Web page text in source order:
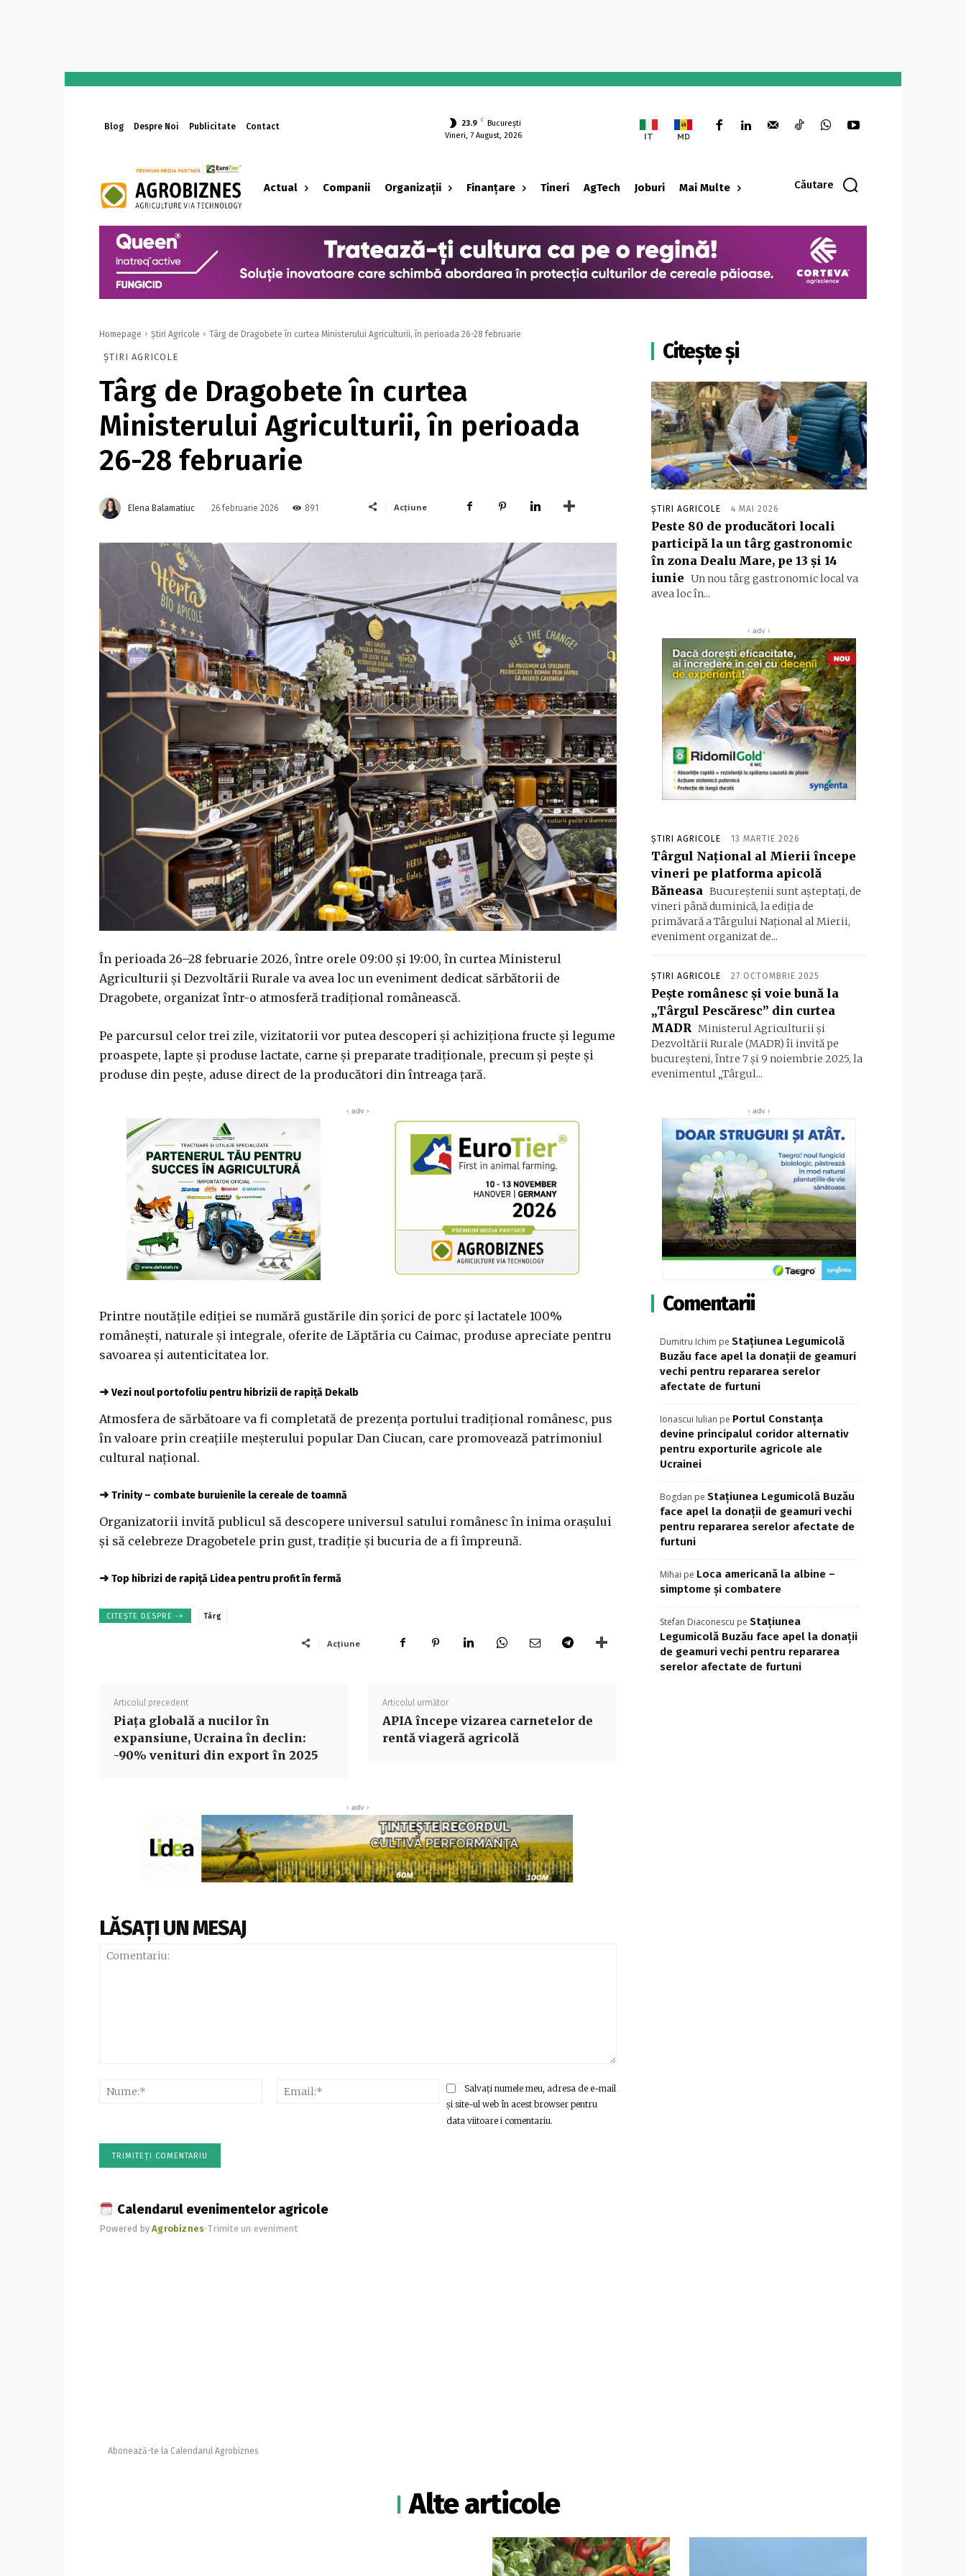
Blog Despre Noi Publicitate Contact 23.9 C
București
Vineri, 7 August, 2026
IT MD
Actual Companii Organizații Finanțare Tineri AgTech Joburi Mai Multe Căutare
-
Homepage Știri Agricole Târg de Dragobete în curtea Ministerului Agriculturii, în perioada 26-28 februarie
ȘTIRI AGRICOLE
Târg de Dragobete în curtea
Ministerului Agriculturii, în perioada
26-28 februarie
Elena Balamatiuc 26 februarie 2026 891 Acțiune
În perioada 26–28 februarie 2026, între orele 09:00 și 19:00, în curtea Ministerul
Agriculturii și Dezvoltării Rurale va avea loc un eveniment dedicat sărbătorii de
Dragobete, organizat într-o atmosferă tradițional românească.
Pe parcursul celor trei zile, vizitatorii vor putea descoperi și achiziționa fructe și legume
proaspete, lapte și produse lactate, carne și preparate tradiționale, precum și pește și
produse din pește, aduse direct de la producători din întreaga țară.
‹ adv ›
Printre noutățile ediției se numără gustările din șorici de porc și lactatele 100%
românești, naturale și integrale, oferite de Lăptăria cu Caimac, produse apreciate pentru
savoarea și autenticitatea lor.
➜ Vezi noul portofoliu pentru hibrizii de rapiță Dekalb
Atmosfera de sărbătoare va fi completată de prezența portului tradițional românesc, pus
în valoare prin creațiile meșterului popular Dan Ciucan, care promovează patrimoniul
cultural național.
➜ Trinity – combate buruienile la cereale de toamnă
Organizatorii invită publicul să descopere universul satului românesc în inima orașului
și să celebreze Dragobetele prin gust, tradiție și bucuria de a fi împreună.
➜ Top hibrizi de rapiță Lidea pentru profit în fermă
CITEȘTE DESPRE -> Târg
Acțiune
Articolul precedent
Piața globală a nucilor în
expansiune, Ucraina în declin:
-90% venituri din export în 2025
Articolul următor
APIA începe vizarea carnetelor de
rentă viageră agricolă
‹ adv ›
LĂSAȚI UN MESAJ
Nume:*
Email:*Salvați numele meu, adresa de e-mail
și site-ul web în acest browser pentru
data viitoare i comentariu.
Calendarul evenimentelor agricole
Powered byAgrobiznes•Trimite un eveniment
Abonează-te la Calendarul Agrobiznes
Citește și
ȘTIRI AGRICOLE 4 MAI 2026
Peste 80 de producători locali
participă la un târg gastronomic
în zona Dealu Mare, pe 13 şi 14
iunie Un nou târg gastronomic local va
avea loc în...
‹ adv ›
ȘTIRI AGRICOLE 13 MARTIE 2026
Târgul Naţional al Mierii începe
vineri pe platforma apicolă
Băneasa Bucureştenii sunt aşteptaţi, de
vineri până duminică, la ediţia de
primăvară a Târgului Naţional al Mierii,
eveniment organizat de...
ȘTIRI AGRICOLE 27 OCTOMBRIE 2025
Pește românesc și voie bună la
„Târgul Pescăresc” din curtea
MADR Ministerul Agriculturii și
Dezvoltării Rurale (MADR) îi invită pe
bucureșteni, între 7 și 9 noiembrie 2025, la
evenimentul „Târgul...
‹ adv ›
Comentarii
Dumitru Ichim pe Stațiunea Legumicolă
Buzău face apel la donații de geamuri
vechi pentru repararea serelor
afectate de furtuni
Ionascui Iulian pe Portul Constanța
devine principalul coridor alternativ
pentru exporturile agricole ale
Ucrainei
Bogdan pe Stațiunea Legumicolă Buzău
face apel la donații de geamuri vechi
pentru repararea serelor afectate de
furtuni
Mihai pe Loca americană la albine –
simptome și combatere
Stefan Diaconescu pe Stațiunea
Legumicolă Buzău face apel la donații
de geamuri vechi pentru repararea
serelor afectate de furtuni
Alte articole